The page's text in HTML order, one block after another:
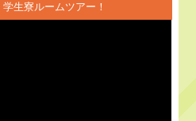
生寮ルームツアー！